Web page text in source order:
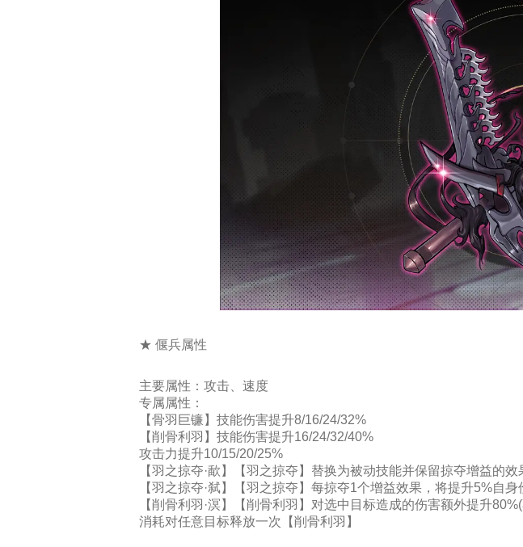
★ 偃兵属性
主要属性： 攻击、速度
专属属性：
【骨羽巨镰】技能伤害提升8/16/24/32%
【削骨利羽】技能伤害提升16/24/32/40%
攻击力提升10/15/20/25%
【羽之掠夺·歃】【羽之掠夺】替换为被动技能并保留掠夺增益的
【羽之掠夺·弑】【羽之掠夺】每掠夺1个增益效果，将提升5%自
【削骨利羽·溟】【削骨利羽】对选中目标造成的伤害额外提升
消耗对任意目标释放一次【削骨利羽】